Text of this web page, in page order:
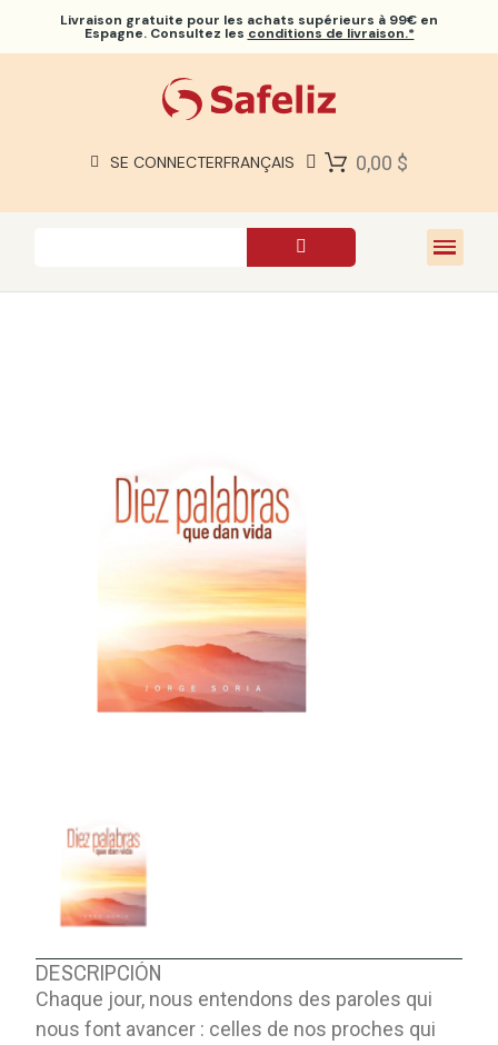
Livraison gratuite pour les achats supérieurs à 99€ en
Espagne. Consultez les conditions de livraison.*
SE CONNECTERFRANÇAIS 0,00 $
À PROPOS DE NOUS
DESCRIPCIÓN
Chaque jour, nous entendons des paroles qui
nous font avancer : celles de nos proches qui